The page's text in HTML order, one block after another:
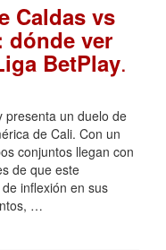
Caldas vs
dónde ver
BetPlay.
presenta un duelo de
de Cali. Con un
conjuntos llegan con
de que este
inflexión en sus
…